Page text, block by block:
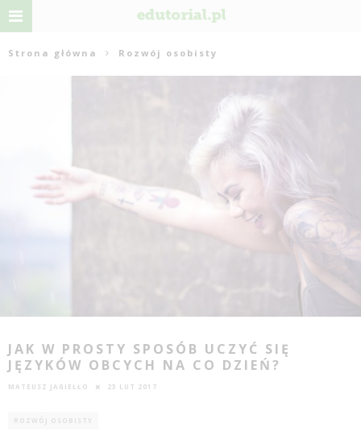
Strona główna Rozwój osobisty
JAK W PROSTY SPOSÓB UCZYĆ SIĘ
JĘZYKÓW OBCYCH NA CO DZIEŃ?
MATEUSZ JAGIEŁŁO 23 LUT 2017
ROZWÓJ OSOBISTY